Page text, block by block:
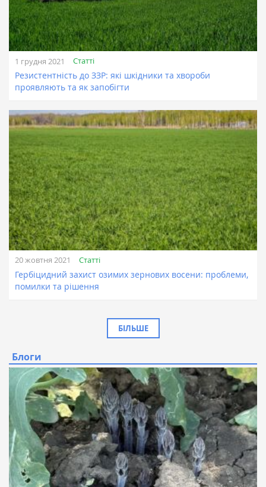
1 грудня 2021 Статті
Резистентність до ЗЗР: які шкідники та хвороби
проявляють та як запобігти
20 жовтня 2021 Статті
Гербіцидний захист озимих зернових восени: проблеми,
помилки та рішення
БІЛЬШЕ
Блоги